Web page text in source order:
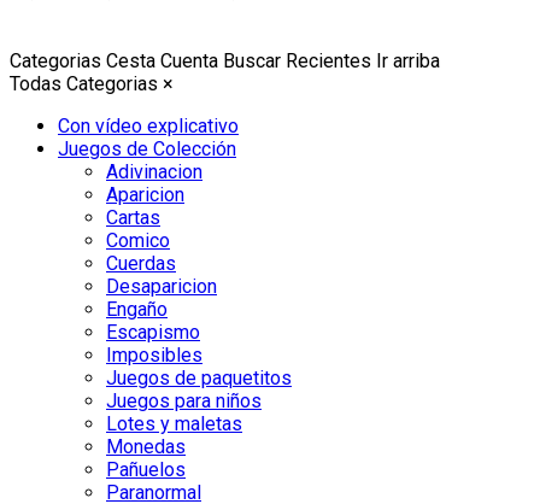
Categorias Cesta Cuenta Buscar Recientes Ir arriba
Todas Categorias ×
Con vídeo explicativo
Juegos de Colección
Adivinacion
Aparicion
Cartas
Comico
Cuerdas
Desaparicion
Engaño
Escapismo
Imposibles
Juegos de paquetitos
Juegos para niños
Lotes y maletas
Monedas
Pañuelos
Paranormal